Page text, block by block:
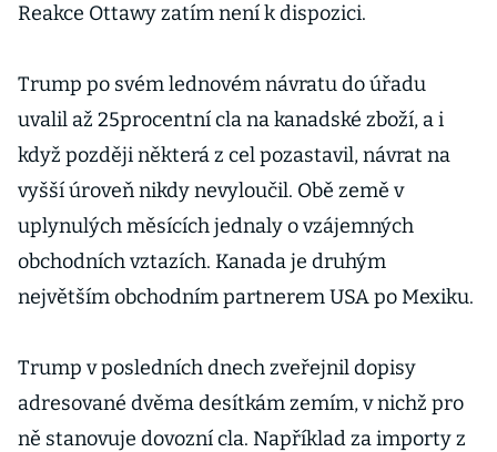
Reakce Ottawy zatím není k dispozici.
Trump po svém lednovém návratu do úřadu
uvalil až 25procentní cla na kanadské zboží, a i
když později některá z cel pozastavil, návrat na
vyšší úroveň nikdy nevyloučil. Obě země v
uplynulých měsících jednaly o vzájemných
obchodních vztazích. Kanada je druhým
největším obchodním partnerem USA po Mexiku.
Trump v posledních dnech zveřejnil dopisy
adresované dvěma desítkám zemím, v nichž pro
ně stanovuje dovozní cla. Například za importy z